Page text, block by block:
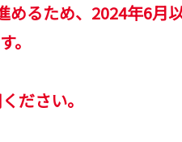
るため、2024年6月
。
ださい。